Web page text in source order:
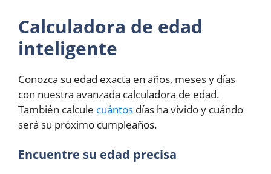
Calculadora de edad
inteligente
Conozca su edad exacta en años, meses y días
con nuestra avanzada calculadora de edad.
También calcule cuántos días ha vivido y cuándo
será su próximo cumpleaños.
Encuentre su edad precisa